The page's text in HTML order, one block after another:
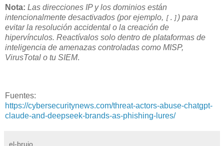
Nota: Las direcciones IP y los dominios están
intencionalmente desactivados (por ejemplo, [.] ) para
evitar la resolución accidental o la creación de
hipervínculos. Reactívalos solo dentro de plataformas de
inteligencia de amenazas controladas como MISP,
VirusTotal o tu SIEM.
Fuentes:
https://cybersecuritynews.com/threat-actors-abuse-chatgpt-
claude-and-deepseek-brands-as-phishing-lures/
el-brujo